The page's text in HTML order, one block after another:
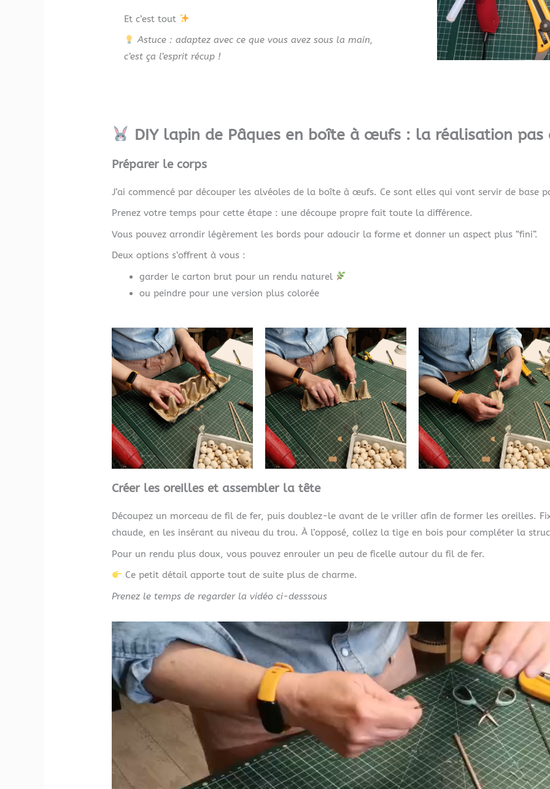
Et c’est tout
Astuce : adaptez avec ce que vous avez sous la main,
c’est ça l’esprit récup !
DIY lapin de Pâques en boîte à œufs : la réalisation pas
Préparer le corps
J’ai commencé par découper les alvéoles de la boîte à œufs. Ce sont elles qui vont servir de base
Prenez votre temps pour cette étape : une découpe propre fait toute la différence.
Vous pouvez arrondir légèrement les bords pour adoucir la forme et donner un aspect plus “fini”.
Deux options s’offrent à vous :
garder le carton brut pour un rendu naturel
ou peindre pour une version plus colorée
Créer les oreilles et assembler la tête
Découpez un morceau de fil de fer, puis doublez-le avant de le vriller afin de former les oreilles.
chaude, en les insérant au niveau du trou. À l’opposé, collez la tige en bois pour compléter la
Pour un rendu plus doux, vous pouvez enrouler un peu de ficelle autour du fil de fer.
Ce petit détail apporte tout de suite plus de charme.
Prenez le temps de regarder la vidéo ci-desssous